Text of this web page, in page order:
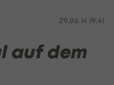
29.06.14 19:41
auf dem